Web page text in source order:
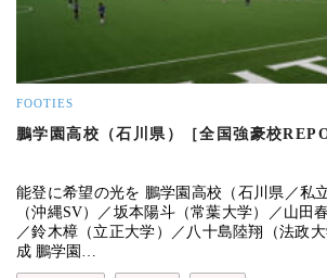
FOOTIES
鵬学園高校（石川県）［全国強豪校
能登に希望の光を 鵬学園高校（石川県／私
（沖縄SV）／坂本陽斗（常葉大学）／山田
／鈴木樟（立正大学）／八十島陸翔（法政
成 鵬学園…